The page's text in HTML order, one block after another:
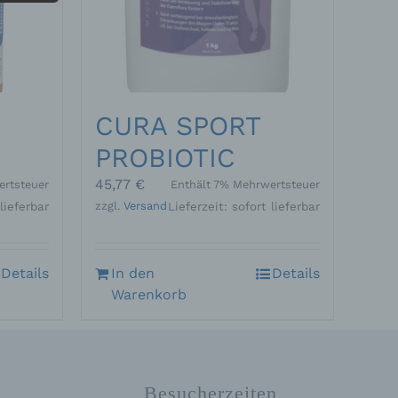
Details
CURA SPORT
PROBIOTIC
45,77 €
Enthält 7% Mehrwertsteuer
zzgl. Versand Lieferzeit: sofort lieferbar
In den
Warenkorb
Details
Besucherzeiten